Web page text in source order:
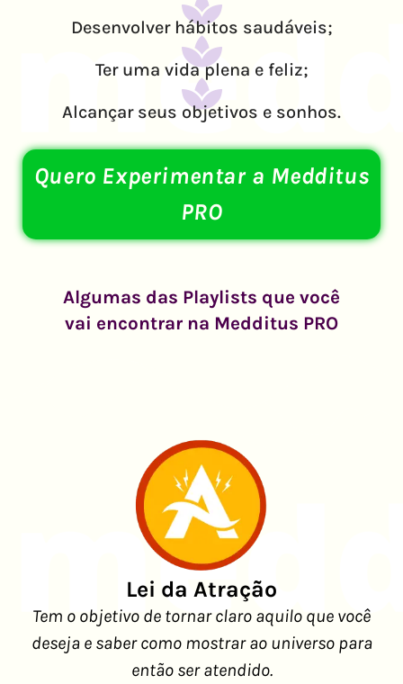
Desenvolver hábitos saudáveis;
Ter uma vida plena e feliz;
Alcançar seus objetivos e sonhos.
Quero Experimentar a Medditus
PRO
Algumas das Playlists que você
vai encontrar na Medditus PRO
Lei da Atração
Tem o objetivo de tornar claro aquilo que você
deseja e saber como mostrar ao universo para
então ser atendido.